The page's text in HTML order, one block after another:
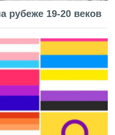
рубеже 19-20 веков